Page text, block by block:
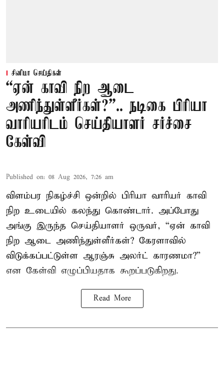
சினிமா செய்திகள்
“ஏன் காவி நிற ஆடை
அணிந்துள்ளீர்கள்?”.. நடிகை பிரியா
வாரியரிடம் செய்தியாளர் சர்ச்சை
கேள்வி
Published on: 08 Aug 2026, 7:26 am
விளம்பர நிகழ்ச்சி ஒன்றில் பிரியா வாரியர் காவி
நிற உடையில் கலந்து கொண்டார். அப்போது
அங்கு இருந்த செய்தியாளர் ஒருவர், “ஏன் காவி
நிற ஆடை அணிந்துள்ளீர்கள்? கேரளாவில்
விடுக்கப்பட்டுள்ள ஆரஞ்சு அலர்ட் காரணமா?”
என கேள்வி எழுப்பியதாக கூறப்படுகிறது.
Read More